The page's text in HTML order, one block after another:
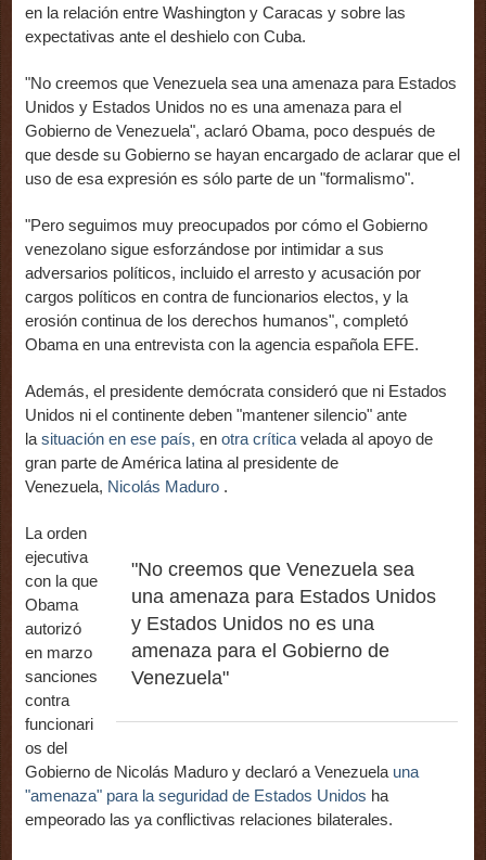
en la relación entre Washington y Caracas y sobre las
expectativas ante el deshielo con Cuba.
"No creemos que Venezuela sea una amenaza para Estados
Unidos y Estados Unidos no es una amenaza para el
Gobierno de Venezuela", aclaró Obama, poco después de
que desde su Gobierno se hayan encargado de aclarar que el
uso de esa expresión es sólo parte de un "formalismo".
"Pero seguimos muy preocupados por cómo el Gobierno
venezolano sigue esforzándose por intimidar a sus
adversarios políticos, incluido el arresto y acusación por
cargos políticos en contra de funcionarios electos, y la
erosión continua de los derechos humanos", completó
Obama en una entrevista con la agencia española EFE.
Además, el presidente demócrata consideró que ni Estados
Unidos ni el continente deben "mantener silencio" ante
la situación en ese país, en otra crítica velada al apoyo de
gran parte de América latina al presidente de
Venezuela, Nicolás Maduro .
"No creemos que Venezuela sea
una amenaza para Estados Unidos
y Estados Unidos no es una
amenaza para el Gobierno de
Venezuela"
La orden
ejecutiva
con la que
Obama
autorizó
en marzo
sanciones
contra
funcionari
os del
Gobierno de Nicolás Maduro y declaró a Venezuela una
"amenaza" para la seguridad de Estados Unidos ha
empeorado las ya conflictivas relaciones bilaterales.